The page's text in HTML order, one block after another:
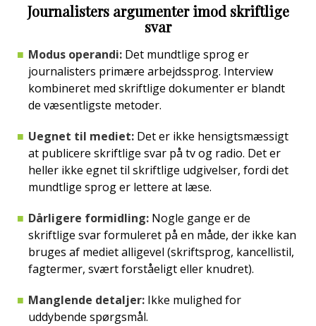
Journalisters argumenter imod skriftlige
svar
Modus operandi: Det mundtlige sprog er
journalisters primære arbejdssprog. Interview
kombineret med skriftlige dokumenter er blandt
de væsentligste metoder.
Uegnet til mediet: Det er ikke hensigtsmæssigt
at publicere skriftlige svar på tv og radio. Det er
heller ikke egnet til skriftlige udgivelser, fordi det
mundtlige sprog er lettere at læse.
Dårligere formidling: Nogle gange er de
skriftlige svar formuleret på en måde, der ikke kan
bruges af mediet alligevel (skriftsprog, kancellistil,
fagtermer, svært forståeligt eller knudret).
Manglende detaljer: Ikke mulighed for
uddybende spørgsmål.